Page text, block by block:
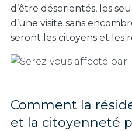
d’être désorientés, les
d’une visite sans
seront les citoyens et les
Comment la
et la citoyenneté